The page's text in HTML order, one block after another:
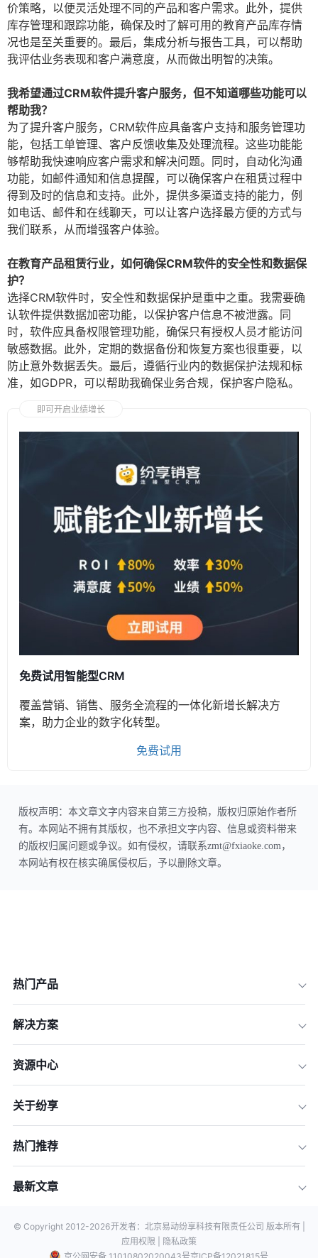
价策略，以便灵活处理不同的产品和客户需求。此外，提供
库存管理和跟踪功能，确保及时了解可用的教育产品库存情
况也是至关重要的。最后，集成分析与报告工具，可以帮助
我评估业务表现和客户满意度，从而做出明智的决策。
我希望通过CRM软件提升客户服务，但不知道哪些功能可以
帮助我？
为了提升客户服务，CRM软件应具备客户支持和服务管理功
能，包括工单管理、客户反馈收集及处理流程。这些功能能
够帮助我快速响应客户需求和解决问题。同时，自动化沟通
功能，如邮件通知和信息提醒，可以确保客户在租赁过程中
得到及时的信息和支持。此外，提供多渠道支持的能力，例
如电话、邮件和在线聊天，可以让客户选择最方便的方式与
我们联系，从而增强客户体验。
在教育产品租赁行业，如何确保CRM软件的安全性和数据保
护？
选择CRM软件时，安全性和数据保护是重中之重。我需要确
认软件提供数据加密功能，以保护客户信息不被泄露。同
时，软件应具备权限管理功能，确保只有授权人员才能访问
敏感数据。此外，定期的数据备份和恢复方案也很重要，以
防止意外数据丢失。最后，遵循行业内的数据保护法规和标
准，如GDPR，可以帮助我确保业务合规，保护客户隐私。
即可开启业绩增长
免费试用智能型CRM
覆盖营销、销售、服务全流程的一体化新增长解决方
案，助力企业的数字化转型。
免费试用
版权声明：本文章文字内容来自第三方投稿，版权归原始作者所
有。本网站不拥有其版权，也不承担文字内容、信息或资料带来
的版权归属问题或争议。如有侵权，请联系zmt@fxiaoke.com，
本网站有权在核实确属侵权后，予以删除文章。
热门产品
解决方案
资源中心
关于纷享
热门推荐
最新文章
© Copyright 2012-2026开发者：北京易动纷享科技有限责任公司 版本所有 |
应用权限 |
隐私政策